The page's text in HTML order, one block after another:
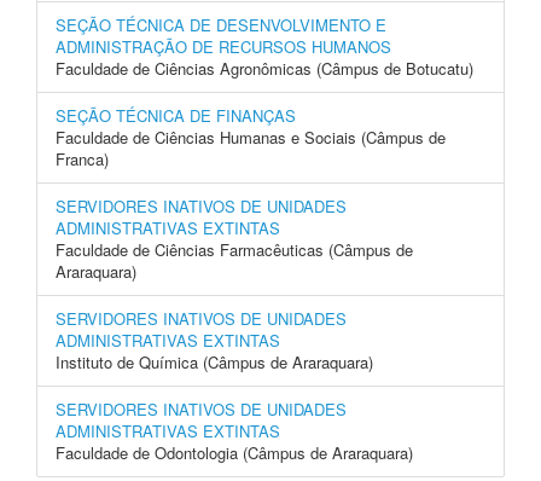
SEÇÃO TÉCNICA DE DESENVOLVIMENTO E
ADMINISTRAÇÃO DE RECURSOS HUMANOS
Faculdade de Ciências Agronômicas (Câmpus de Botucatu)
SEÇÃO TÉCNICA DE FINANÇAS
Faculdade de Ciências Humanas e Sociais (Câmpus de
Franca)
SERVIDORES INATIVOS DE UNIDADES
ADMINISTRATIVAS EXTINTAS
Faculdade de Ciências Farmacêuticas (Câmpus de
Araraquara)
SERVIDORES INATIVOS DE UNIDADES
ADMINISTRATIVAS EXTINTAS
Instituto de Química (Câmpus de Araraquara)
SERVIDORES INATIVOS DE UNIDADES
ADMINISTRATIVAS EXTINTAS
Faculdade de Odontologia (Câmpus de Araraquara)